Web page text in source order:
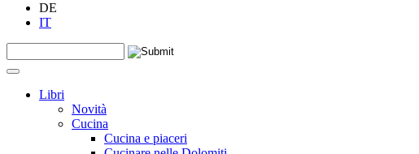
DE
IT
Form di ricerca
Libri
Novità
Cucina
Cucina e piaceri